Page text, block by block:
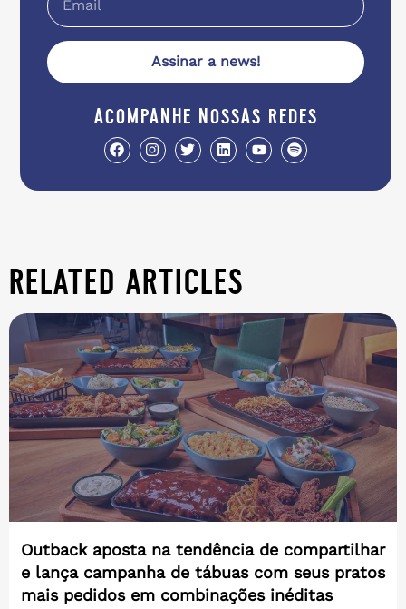
Assinar a news!
acompanhe nossas redes
related articles
Outback aposta na tendência de compartilhar
e lança campanha de tábuas com seus pratos
mais pedidos em combinações inéditas